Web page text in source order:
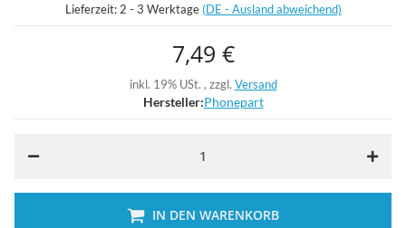
Lieferzeit: 2 - 3 Werktage (DE - Ausland abweichend)
7,49 €
inkl. 19% USt. , zzgl. Versand
Hersteller:Phonepart
IN DEN WARENKORB